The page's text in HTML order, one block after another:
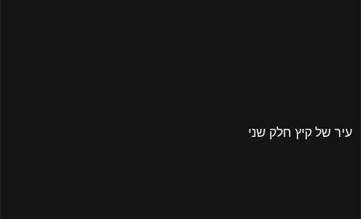
עיר של קיץ חלק שני